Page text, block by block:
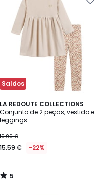
Saldos
LA REDOUTE COLLECTIONS
Conjunto de 2 peças, vestido e
leggings
19.99 €
15.59 € -22%
5
/
5
5
/